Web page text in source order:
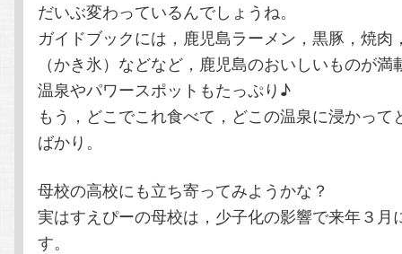
だいぶ変わっているんでしょうね。
ガイドブックには，鹿児島ラーメン，黒豚，焼肉
（かき氷）などなど，鹿児島のおいしいものが満
温泉やパワースポットもたっぷり♪
もう，どこでこれ食べて，どこの温泉に浸かって
ばかり。
母校の高校にも立ち寄ってみようかな？
実はすえぴーの母校は，少子化の影響で来年３月
す。